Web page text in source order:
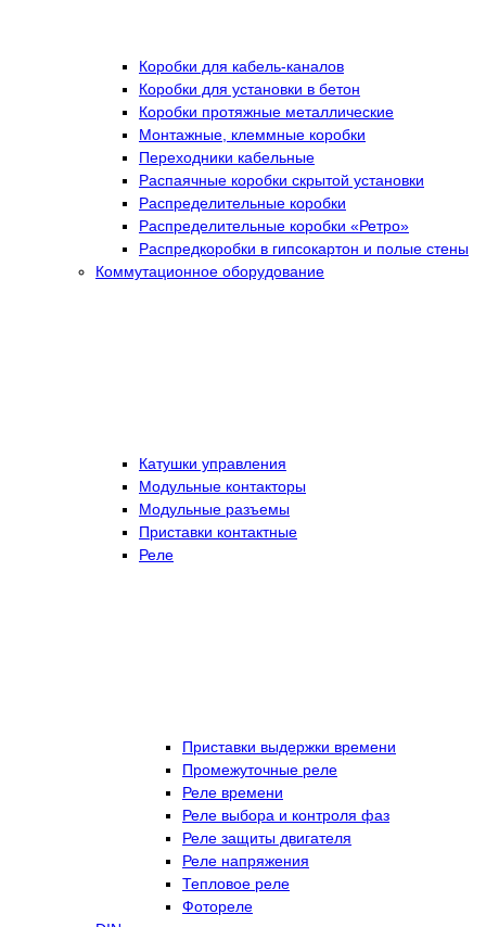
Коробки для кабель-каналов
Коробки для установки в бетон
Коробки протяжные металлические
Монтажные, клеммные коробки
Переходники кабельные
Распаячные коробки скрытой установки
Распределительные коробки
Распределительные коробки «Ретро»
Распредкоробки в гипсокартон и полые стены
Коммутационное оборудование
Катушки управления
Модульные контакторы
Модульные разъемы
Приставки контактные
Реле
Приставки выдержки времени
Промежуточные реле
Реле времени
Реле выбора и контроля фаз
Реле защиты двигателя
Реле напряжения
Тепловое реле
Фотореле